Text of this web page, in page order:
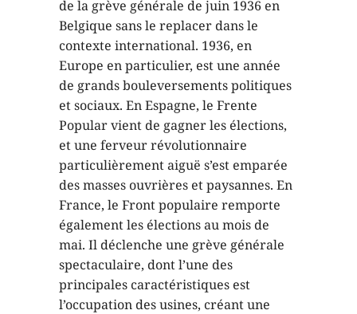
de la grève générale de juin 1936 en
Belgique sans le replacer dans le
contexte international. 1936, en
Europe en particulier, est une année
de grands bouleversements politiques
et sociaux. En Espagne, le Frente
Popular vient de gagner les élections,
et une ferveur révolutionnaire
particulièrement aiguë s’est emparée
des masses ouvrières et paysannes. En
France, le Front populaire remporte
également les élections au mois de
mai. Il déclenche une grève générale
spectaculaire, dont l’une des
principales caractéristiques est
l’occupation des usines, créant une